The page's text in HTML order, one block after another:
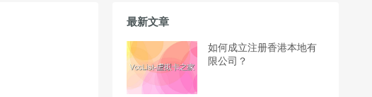
最新文章
如何成立注册香港本地有
限公司？